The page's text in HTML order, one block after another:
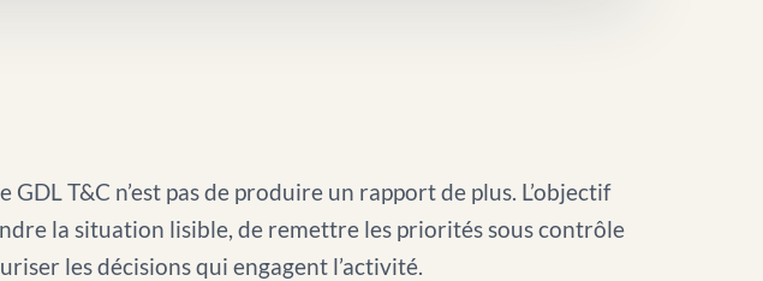
GDL T&C n’est pas de produire un rapport de plus. L’objectif
la situation lisible, de remettre les priorités sous contrôle
les décisions qui engagent l’activité.